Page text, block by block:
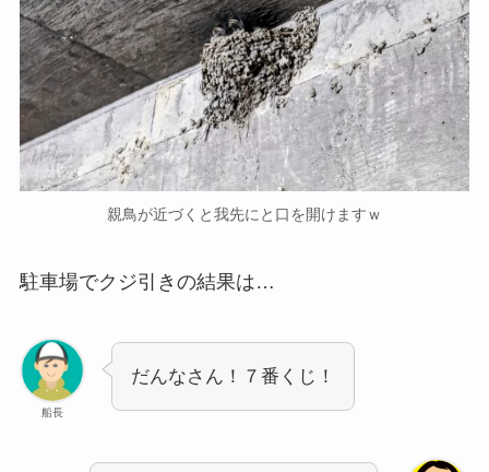
親鳥が近づくと我先にと口を開けますｗ
駐車場でクジ引きの結果は…
船長
だんなさん！７番くじ！